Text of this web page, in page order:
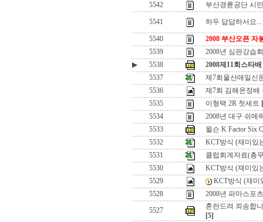
5542
부산경륜공단 시
5541 하두 답답하서요...
5540
2008 부산오픈 자
5539
2008년 심판강습
▶
5538
2008제11회스타
5537
제7회울산매일신
5536
제7회 김해온정배
5535
이형택 2R 첫세트
5534
2008년 대구 쉬메
5533
윌슨 K Factor Six
5532
KCT방식 (재미있
5531
클럽회계자료(총
5530
KCT방식 (재미있
5529
KCT방식 (재미
5528
2008년 파마스포
5527
혼란드려 죄송합
[5]